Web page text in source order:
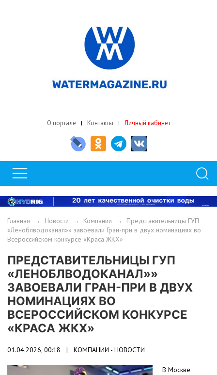
О портале Контакты Личный кабинет
Главная → Новости → Компании → Представительницы ГУП
«Леноблводоканал»» завоевали Гран-при в двух номинациях во
Всероссийском конкурсе «Краса ЖКХ»
ПРЕДСТАВИТЕЛЬНИЦЫ ГУП
«ЛЕНОБЛВОДОКАНАЛ»»
ЗАВОЕВАЛИ ГРАН-ПРИ В ДВУХ
НОМИНАЦИЯХ ВО
ВСЕРОССИЙСКОМ КОНКУРСЕ
«КРАСА ЖКХ»
01.04.2026, 00:18 | КОМПАНИИ - НОВОСТИ
В Москве